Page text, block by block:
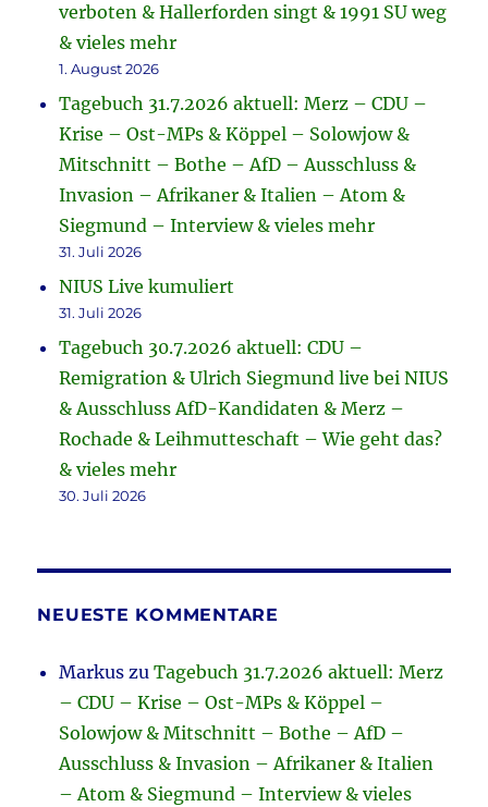
verboten & Hallerforden singt & 1991 SU weg
& vieles mehr
1. August 2026
Tagebuch 31.7.2026 aktuell: Merz – CDU –
Krise – Ost-MPs & Köppel – Solowjow &
Mitschnitt – Bothe – AfD – Ausschluss &
Invasion – Afrikaner & Italien – Atom &
Siegmund – Interview & vieles mehr
31. Juli 2026
NIUS Live kumuliert
31. Juli 2026
Tagebuch 30.7.2026 aktuell: CDU –
Remigration & Ulrich Siegmund live bei NIUS
& Ausschluss AfD-Kandidaten & Merz –
Rochade & Leihmutteschaft – Wie geht das?
& vieles mehr
30. Juli 2026
NEUESTE KOMMENTARE
Markus zuTagebuch 31.7.2026 aktuell: Merz
– CDU – Krise – Ost-MPs & Köppel –
Solowjow & Mitschnitt – Bothe – AfD –
Ausschluss & Invasion – Afrikaner & Italien
– Atom & Siegmund – Interview & vieles